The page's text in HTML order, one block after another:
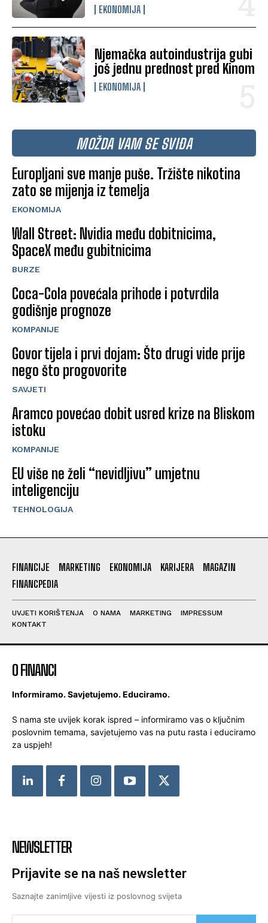
EKONOMIJA
Njemačka autoindustrija gubi
još jednu prednost pred Kinom
EKONOMIJA
MOŽDA VAM SE SVIĐA
Europljani sve manje puše. Tržište nikotina
zato se mijenja iz temelja
EKONOMIJA
Wall Street: Nvidia među dobitnicima,
SpaceX među gubitnicima
BURZE
Coca-Cola povećala prihode i potvrdila
godišnje prognoze
KOMPANIJE
Govor tijela i prvi dojam: Što drugi vide prije
nego što progovorite
SAVJETI
Aramco povećao dobit usred krize na Bliskom
istoku
KOMPANIJE
EU više ne želi “nevidljivu” umjetnu
inteligenciju
TEHNOLOGIJA
FINANCIJE MARKETING EKONOMIJA KARIJERA
MAGAZIN
FINANCPEDIA
UVJETI KORIŠTENJA O NAMA MARKETING
IMPRESSUM
KONTAKT
O FINANCI
Informiramo. Savjetujemo. Educiramo.
S nama ste uvijek korak ispred – informiramo vas o ključnim
poslovnim temama, savjetujemo vas na putu rasta i educiramo
za uspjeh!
NEWSLETTER
Prijavite se na naš newsletter
Saznajte zanimljive vijesti iz poslovnog svijeta